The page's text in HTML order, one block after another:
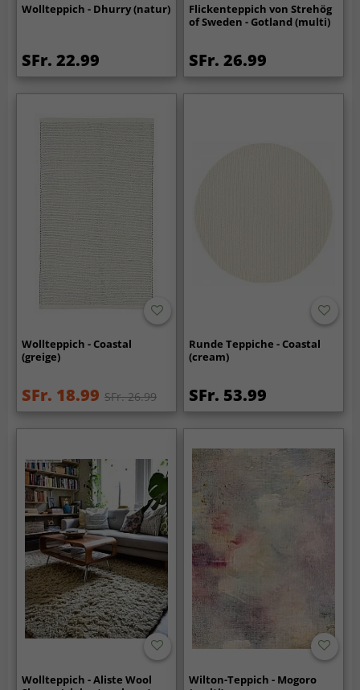
Wollteppich - Dhurry (natur)
SFr. 22.99
Flickenteppich von Strehög
of Sweden - Gotland (multi)
SFr. 26.99
Wollteppich - Coastal
(greige)
SFr. 18.99 SFr. 26.99
Runde Teppiche - Coastal
(cream)
SFr. 53.99
Wollteppich - Aliste Wool
Wilton-Teppich - Mogoro